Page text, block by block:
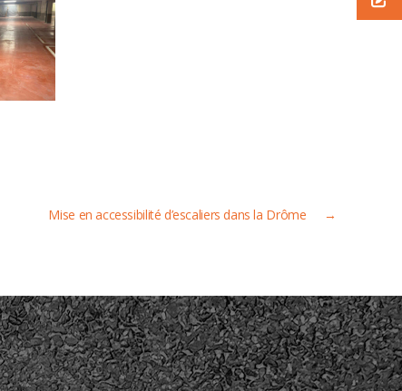
→
Mise en accessibilité d’escaliers dans la Drôme